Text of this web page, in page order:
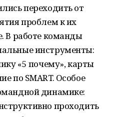
переходить от
проблем к их
В работе команды
инструменты:
«5 почему», карты
по SMART. Особое
динамике:
проходить